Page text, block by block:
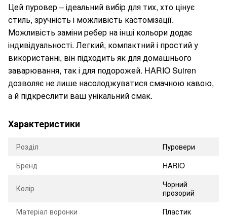
Цей пуровер – ідеальний вибір для тих, хто цінує
стиль, зручність і можливість кастомізації.
Можливість заміни ребер на інші кольори додає
індивідуальності. Легкий, компактний і простий у
використанні, він підходить як для домашнього
заварювання, так і для подорожей. HARIO Suiren
дозволяє не лише насолоджуватися смачною кавою,
а й підкреслити ваш унікальний смак.
Характеристики
Розділ
Пуровери
Бренд
HARIO
Колір
Чорний
прозорий
Матеріал воронки
Пластик